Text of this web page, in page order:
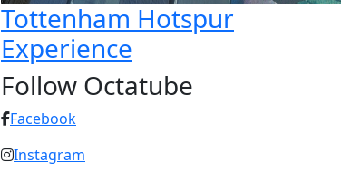
Tottenham Hotspur
Experience
Follow Octatube
Facebook
Instagram